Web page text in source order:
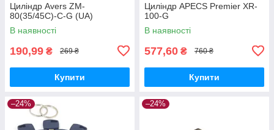
Циліндр Avers ZM-
80(35/45C)-C-G (UA)
В наявності
190,99 ₴ 269 ₴
Купити
Циліндр APECS Premier XR-
100-G
В наявності
577,60 ₴ 760 ₴
Купити
–24% –24%